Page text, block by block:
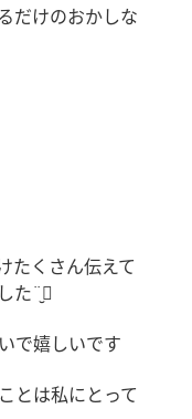
だけのおかしな
たくさん伝えて
た¨̮⃝
で嬉しいです
とは私にとって